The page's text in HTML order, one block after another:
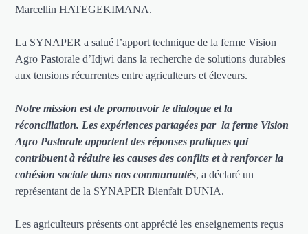
Marcellin HATEGEKIMANA.
La SYNAPER a salué l’apport technique de la ferme Vision
Agro Pastorale d’Idjwi dans la recherche de solutions durables
aux tensions récurrentes entre agriculteurs et éleveurs.
Notre mission est de promouvoir le dialogue et la
réconciliation. Les expériences partagées par la ferme Vision
Agro Pastorale apportent des réponses pratiques qui
contribuent à réduire les causes des conflits et à renforcer la
cohésion sociale dans nos communautés, a déclaré un
représentant de la SYNAPER Bienfait DUNIA.
Les agriculteurs présents ont apprécié les enseignements reçus